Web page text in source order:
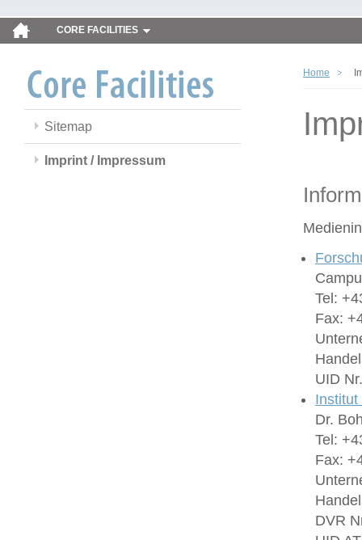
CORE FACILITIES
Sitemap
Imprint / Impressum
Home
Tel:
Fax:
UID
Dr.
Tel:
Fax:
DVR